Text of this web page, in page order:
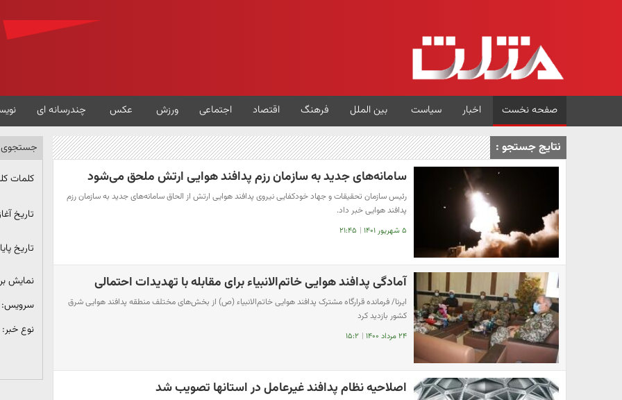
صفحه نخست اخبار سیاست بین الملل فرهنگ اقتصاد اجتماعی ورزش عکس چندرسانه ای
نتایج جستجو :
سامانه‌های جدید به سازمان رزم پدافند هوایی ارتش ملحق می‌شود
رئیس سازمان تحقیقات و جهاد خودکفایی نیروی پدافند هوایی ارتش از الحاق سامانه‌های جدید به سازمان رزم
پدافند هوایی خبر داد.
۵ شهریور ۱۴۰۱ | ۲۱:۴۵
آمادگی پدافند هوایی خاتم‌الانبیاء برای مقابله با تهدیدات احتمالی
ایرنا/ فرمانده قرارگاه مشترک پدافند هوایی خاتم‌الانبیاء (ص) از بخش‌های مختلف منطقه پدافند هوایی شرق
کشور بازدید کرد
۲۴ مرداد ۱۴۰۰ | ۱۵:۲
اصلاحیه نظام پدافند غیرعامل در استانها تصویب شد
جستجوی
کلمات
تاریخ
تاریخ
نمایش
سرویس:
نوع خبر: